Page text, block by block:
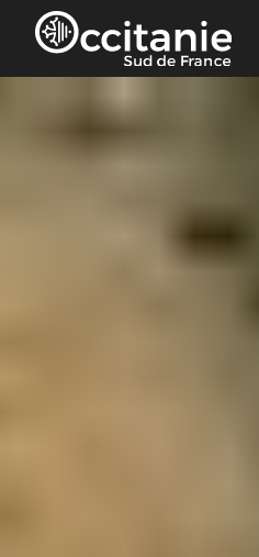
Panneau de gestion des cookies